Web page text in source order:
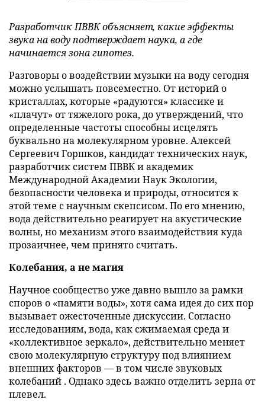
Разработчик ПВВК объясняет, какие эффекты
звука на воду подтверждает наука, а где
начинается зона гипотез.
Разговоры о воздействии музыки на воду сегодня
можно услышать повсеместно. От историй о
кристаллах, которые «радуются» классике и
«плачут» от тяжелого рока, до утверждений, что
определенные частоты способны исцелять
буквально на молекулярном уровне. Алексей
Сергеевич Горшков, кандидат технических наук,
разработчик систем ПВВК и академик
Международной Академии Наук Экологии,
безопасности человека и природы, относится к
этой теме с научным скепсисом. По его мнению,
вода действительно реагирует на акустические
волны, но механизм этого взаимодействия куда
прозаичнее, чем принято считать.
Колебания, а не магия
Научное сообщество уже давно вышло за рамки
споров о «памяти воды», хотя сама идея до сих пор
вызывает ожесточенные дискуссии. Согласно
исследованиям, вода, как сжимаемая среда и
«коллективное зеркало», действительно меняет
свою молекулярную структуру под влиянием
внешних факторов — в том числе звуковых
колебаний . Однако здесь важно отделить зерна от
плевел.